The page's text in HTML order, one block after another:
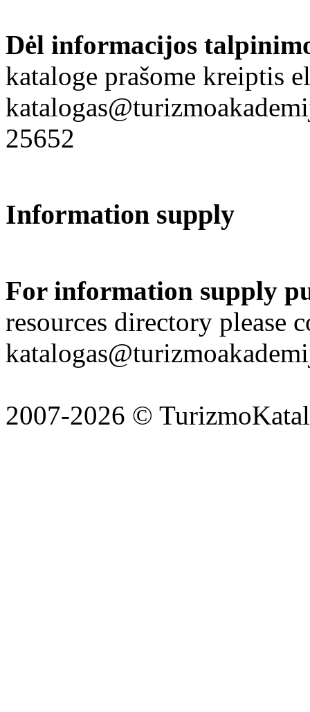
Dėl informacijos
kataloge prašome kreiptis
25652
Information supply
For information supply
resources directory please
2007-2026 ©